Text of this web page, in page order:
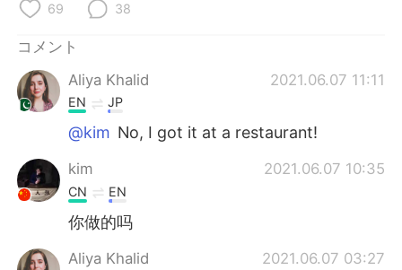
Русский
Türkçe
69 38
コメント
Aliya Khalid
2021.06.07 11:11
EN JP
@kim No, I got it at a restaurant!
kim 2021.06.07 10:35
CN EN
你做的吗
Aliya Khalid 2021.06.07 03:27